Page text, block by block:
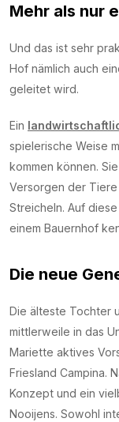
Mehr als nur
Und das ist sehr
Hof nämlich auch
geleitet wird.
Ein
spielerische Weise
kommen können.
Versorgen der
Streicheln. Auf
einem Bauernhof
Die neue
Die älteste Tochter
mittlerweile in das
Mariette aktives
Friesland Campina.
Konzept und ein
Nooijens. Sowohl